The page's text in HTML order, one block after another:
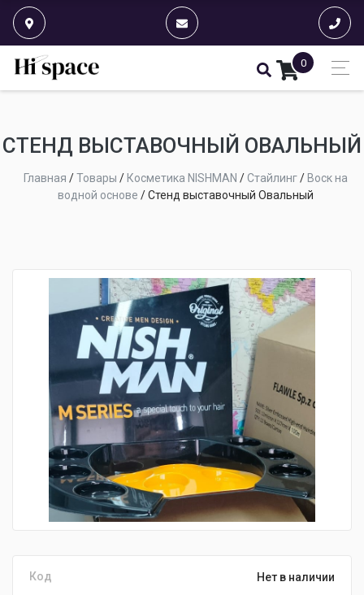
0
СТЕНД ВЫСТАВОЧНЫЙ ОВАЛЬНЫЙ
Главная /Товары / Косметика NISHMAN /Стайлинг/ Воск на
водной основе /Стенд выставочный Овальный
Код Нет в наличии